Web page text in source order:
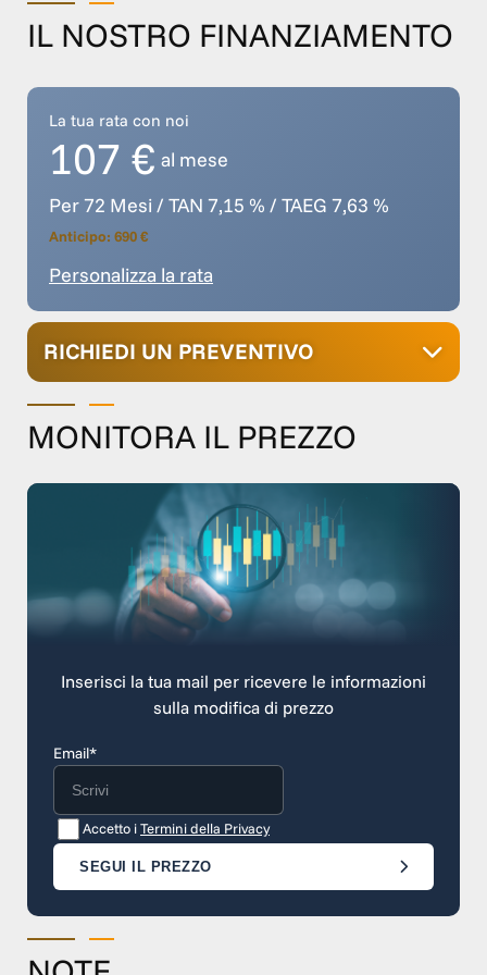
IL NOSTRO FINANZIAMENTO
La tua rata con noi
107 € al mese
Per 72 Mesi / TAN 7,15 % / TAEG 7,63 %
Anticipo: 690 €
Personalizza la rata
RICHIEDI UN PREVENTIVO
MONITORA IL PREZZO
Inserisci la tua mail per ricevere le informazioni
sulla modifica di prezzo
Email*
Accetto iTermini della Privacy
SEGUI IL PREZZO